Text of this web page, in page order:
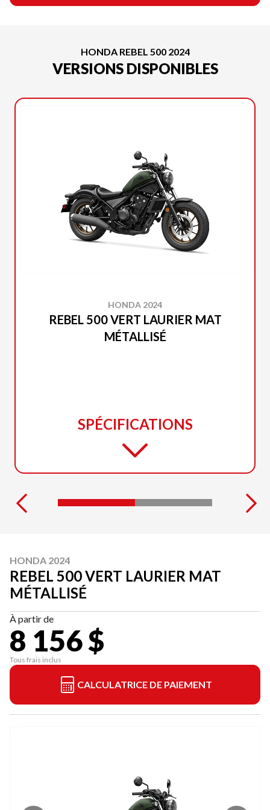
HONDA REBEL 500 2024
VERSIONS DISPONIBLES
HONDA 2024
REBEL 500 VERT LAURIER MAT
MÉTALLISÉ
SPÉCIFICATIONS
HONDA 2024
REBEL 500 VERT LAURIER MAT
MÉTALLISÉ
À partir de
8 156 $
Tous frais inclus
CALCULATRICE DE PAIEMENT